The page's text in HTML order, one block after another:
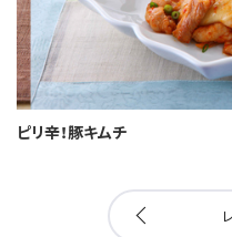
ピリ辛！豚キムチ